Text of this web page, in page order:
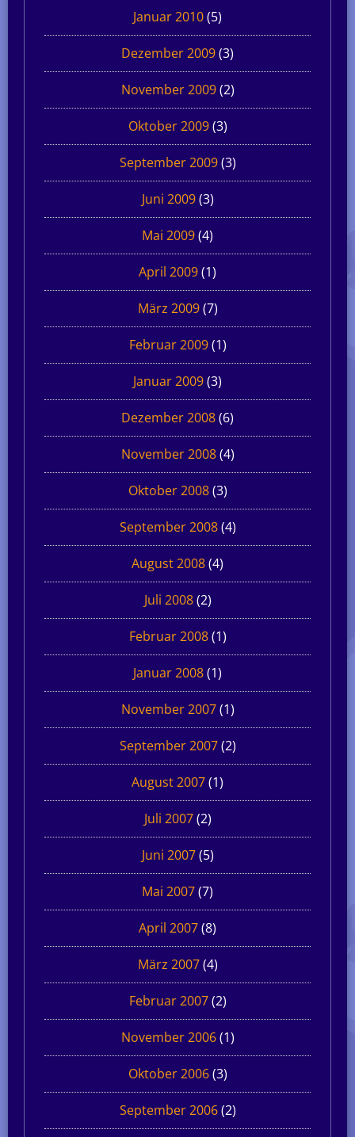
Januar 2010(5)
Dezember 2009(3)
November 2009(2)
Oktober 2009(3)
September 2009(3)
Juni 2009(3)
Mai 2009(4)
April 2009(1)
März 2009(7)
Februar 2009(1)
Januar 2009(3)
Dezember 2008(6)
November 2008(4)
Oktober 2008(3)
September 2008(4)
August 2008(4)
Juli 2008(2)
Februar 2008(1)
Januar 2008(1)
November 2007(1)
September 2007(2)
August 2007(1)
Juli 2007(2)
Juni 2007(5)
Mai 2007(7)
April 2007(8)
März 2007(4)
Februar 2007(2)
November 2006(1)
Oktober 2006(3)
September 2006(2)